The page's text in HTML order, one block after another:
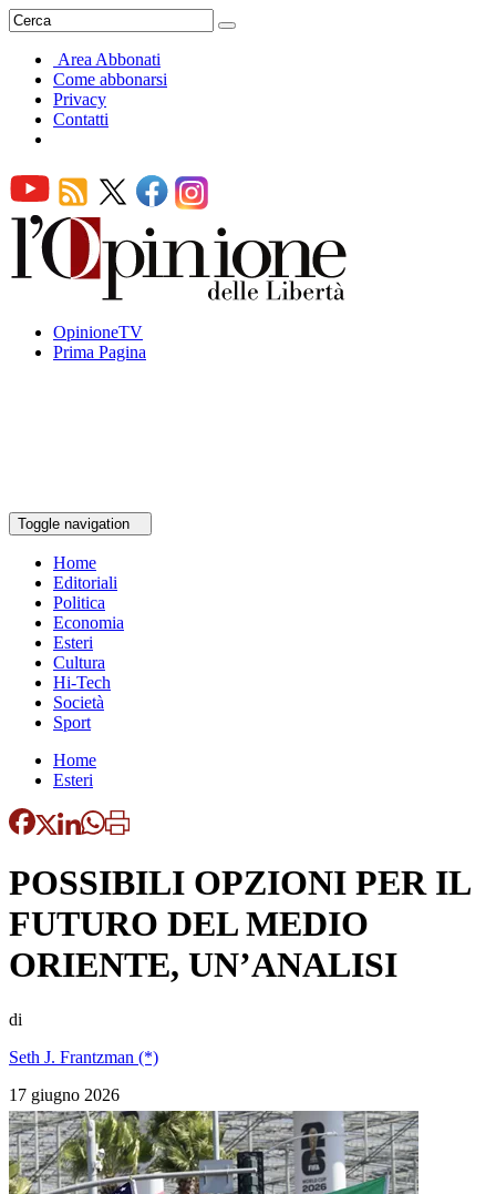
Area Abbonati
Come abbonarsi
Privacy
Contatti
OpinioneTV
Prima Pagina
Toggle navigation
Home
Editoriali
Politica
Economia
Esteri
Cultura
Hi-Tech
Società
Sport
Home
Esteri
POSSIBILI OPZIONI PER IL
FUTURO DEL MEDIO
ORIENTE, UN’ANALISI
di
Seth J. Frantzman (*)
17 giugno 2026